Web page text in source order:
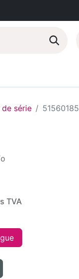
de série 51560185
TVA